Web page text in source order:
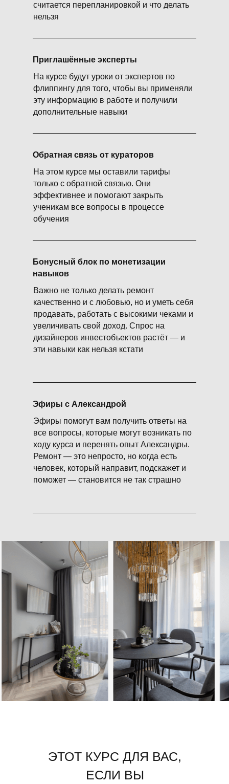
считается перепланировкой и что делать
нельзя
На курсе будут уроки от экспертов по
флиппингу для того, чтобы вы применяли
эту информацию в работе и получили
дополнительные навыки
На этом курсе мы оставили тарифы
только с обратной связью. Они
эффективнее и помогают закрыть
ученикам все вопросы в процессе
обучения
Важно не только делать ремонт
качественно и с любовью, но и уметь себя
продавать, работать с высокими чеками и
увеличивать свой доход. Спрос на
дизайнеров инвестобъектов растёт — и
эти навыки как нельзя кстати
Приглашённые эксперты
Обратная связь от кураторов
Бонусный блок по монетизации
навыков
Эфиры помогут вам получить ответы на
все вопросы, которые могут возникать по
ходу курса и перенять опыт Александры.
Ремонт — это непросто, но когда есть
человек, который направит, подскажет и
поможет — становится не так страшно
Эфиры с Александрой
ЭТОТ КУРС ДЛЯ ВАС,
ЕСЛИ ВЫ